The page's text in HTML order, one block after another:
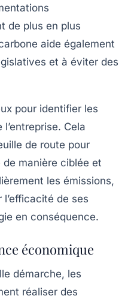
de plus en plus
aide également
et à éviter des
pour identifier les
Cela
de route pour
de manière ciblée et
les émissions,
de ses
en conséquence.
économique
démarche, les
réaliser des